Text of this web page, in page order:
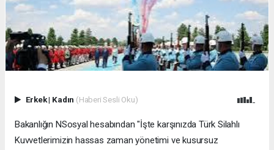
Erkek| Kadın (Haberi Sesli Oku)
Bakanlığın NSosyal hesabından "İşte karşınızda Türk Silahlı
Kuvvetlerimizin hassas zaman yönetimi ve kusursuz